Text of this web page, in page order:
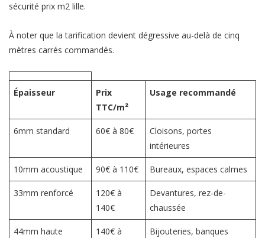
sécurité prix m2 lille.
À noter que la tarification devient dégressive au-delà de cinq
mètres carrés commandés.
Épaisseur
Prix
TTC/m²
Usage recommandé
6mm standard 60€ à 80€
Cloisons, portes
intérieures
10mm acoustique 90€ à 110€ Bureaux, espaces calmes
33mm renforcé
120€ à
140€
Devantures, rez-de-
chaussée
44mm haute
140€ à
Bijouteries, banques